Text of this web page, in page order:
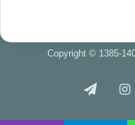
Copyright © 1385-
اینستاگرام